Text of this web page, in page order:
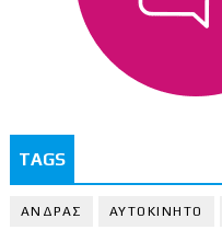
TAGS
ΑΝΔΡΑΣ ΑΥΤΟΚΙΝΗΤΟ